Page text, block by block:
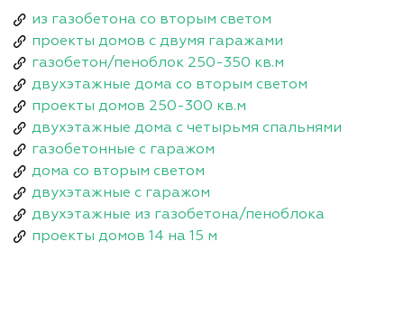
из газобетона со вторым светом
проекты домов с двумя гаражами
газобетон/пеноблок 250-350 кв.м
двухэтажные дома со вторым светом
проекты домов 250-300 кв.м
двухэтажные дома с четырьмя спальнями
газобетонные с гаражом
дома со вторым светом
двухэтажные с гаражом
двухэтажные из газобетона/пеноблока
проекты домов 14 на 15 м